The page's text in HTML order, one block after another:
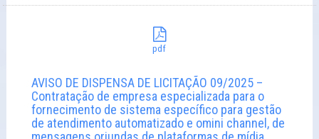
pdf
AVISO DE DISPENSA DE LICITAÇÃO 09/2025 –
Contratação de empresa especializada para o
fornecimento de sistema específico para gestão
de atendimento automatizado e omini channel, de